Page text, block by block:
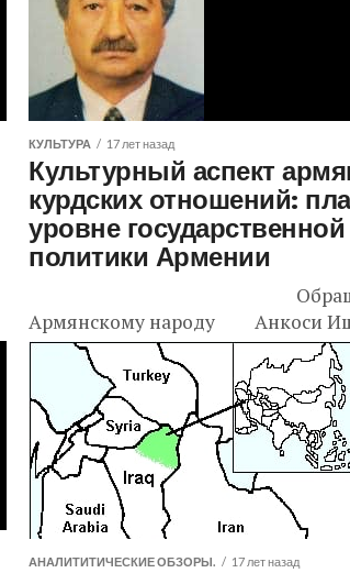
КУЛЬТУРА 17 лет назад
Культурный аспект
курдских отношений:
уровне государственной
политики Армении
Армянскому народу Анкоси
Асланович, Член Национального
Курдистана, Председатель
краевой курдской национально-
автономии «МИДИЯ», Член
Авторского...
АНАЛИТИТИЧЕСКИЕ ОБЗОРЫ. 17 лет назад